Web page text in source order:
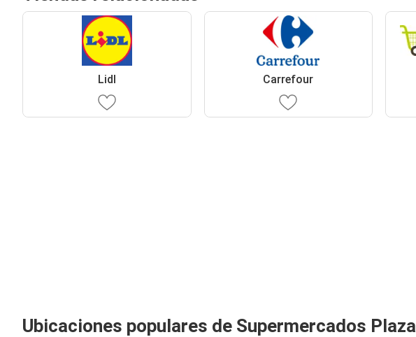
Lidl Carrefour
Ubicaciones populares de Supermercados Plaza